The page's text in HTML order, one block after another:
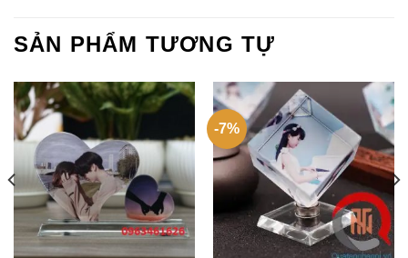
SẢN PHẨM TƯƠNG TỰ
-7%